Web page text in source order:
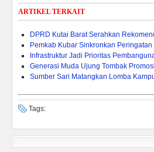
ARTIKEL TERKAIT
DPRD Kutai Barat Serahkan
Pemkab Kubar Sinkronkan
Infrastruktur Jadi Prioritas
Generasi Muda Ujung Tombak
Sumber Sari Matangkan Lomba
Tags: